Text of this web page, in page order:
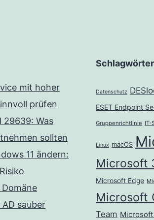
mit hoher
prüfen
29639: Was
sollten
11 ändern:
sauber
Schlagwörter
Datenschutz
ESET Endpoint
Gruppenrichtlinie IT-
Linux macOS
Microsoft
Microsoft Edge
Microsoft
Team Microsoft